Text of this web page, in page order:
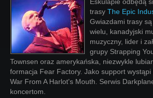
trasy The Epic
Gwiazdami trasy
wielu, kanadyjski
muzyczny, lider i
grupy Strapping
Townsen oraz amerykańska, niezwykle
formacja Fear Factory. Jako support
War From A Harlot's Mouth. Serwis
koncertom.